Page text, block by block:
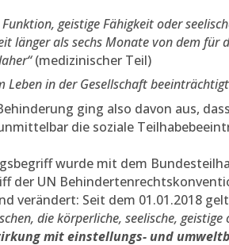
geistige Fähigkeit oder
länger als sechs Monate von dem für
(medizinischer Teil)
Leben in der Gesellschaft
ging also davon aus,
die soziale
wurde mit dem
der UN
verändert: Seit dem 01.01.2018
die körperliche, seelische,
mit einstellungs- und